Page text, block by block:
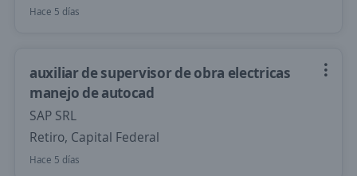
Hace 5 días
auxiliar de supervisor de obra electricas
manejo de autocad
SAP SRL
Retiro, Capital Federal
Hace 5 días